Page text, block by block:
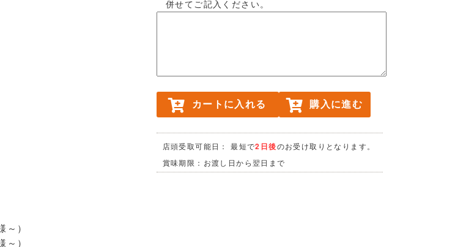
併せてご記入ください。
カートに入れる 購入に進む
店頭受取可能日： 最短で2日後のお受け取りとなります。
賞味期限：お渡し日から翌日まで
）
）